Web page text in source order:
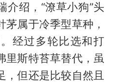
介绍，“潦草小狗”头
属于冷季型草种，
经过多轮比选和打
里斯特苔草替代，虽
，但还是比较自然且